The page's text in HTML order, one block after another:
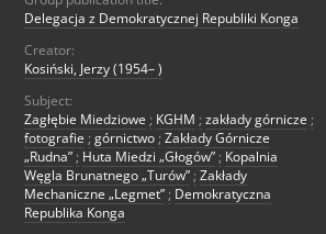
Delegacja z Demokratycznej Republiki Konga
Creator:
Kosiński, Jerzy (1954– )
Subject:
Zagłębie Miedziowe ; KGHM ; zakłady górnicze ;
fotografie ; górnictwo ; Zakłady Górnicze
„Rudna” ; Huta Miedzi „Głogów” ; Kopalnia
Węgla Brunatnego „Turów” ; Zakłady
Mechaniczne „Legmet” ; Demokratyczna
Republika Konga